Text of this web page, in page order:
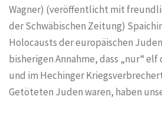
Wagner) (veröffentlicht mit
der Schwäbischen Zeitung)
Holocausts der europäischen
bisherigen Annahme, dass „nur“
und im Hechinger
Getöteten Juden waren, haben